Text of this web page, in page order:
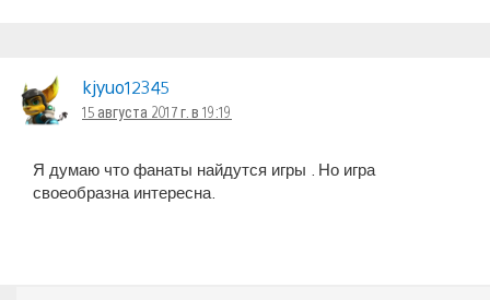
kjyuo12345
15 августа 2017 г. в 19:19
Я думаю что фанаты найдутся игры . Но игра
своеобразна интересна.